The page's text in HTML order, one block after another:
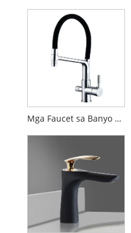
Mga Faucet sa Banyo na may Pull Down Sprayer